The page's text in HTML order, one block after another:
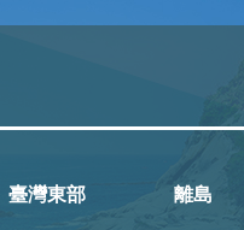
臺灣東部 離島